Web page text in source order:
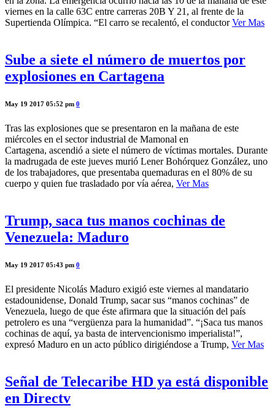
viernes en la calle 63C entre carreras 20B Y 21, al frente de la
Supertienda Olímpica. “El carro se recalentó, el conductorVer Mas
Sube a siete el número de muertos por
explosiones en Cartagena
May 19 2017 05:52 pm 0
Tras las explosiones que se presentaron en la mañana de este
miércoles en el sector industrial de Mamonal en
Cartagena, ascendió a siete el número de víctimas mortales. Durante
la madrugada de este jueves murió Lener Bohórquez González, uno
de los trabajadores, que presentaba quemaduras en el 80% de su
cuerpo y quien fue trasladado por vía aérea, Ver Mas
Trump, saca tus manos cochinas de
Venezuela: Maduro
May 19 2017 05:43 pm 0
El presidente Nicolás Maduro exigió este viernes al mandatario
estadounidense, Donald Trump, sacar sus “manos cochinas” de
Venezuela, luego de que éste afirmara que la situación del país
petrolero es una “vergüenza para la humanidad”. “¡Saca tus manos
cochinas de aquí, ya basta de intervencionismo imperialista!”,
expresó Maduro en un acto público dirigiéndose a Trump, Ver Mas
Señal de Telecaribe HD ya está disponible
en Directv